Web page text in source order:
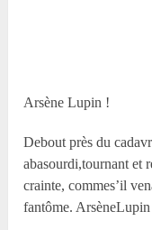
Arsène Lupin !
Debout près du
abasourdi,tournant et
crainte, commes’il
fantôme.